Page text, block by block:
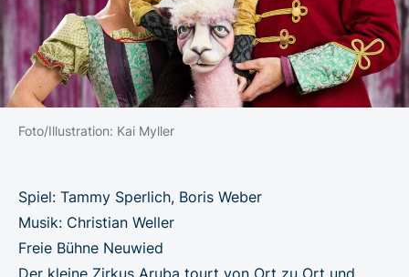
Foto/Illustration: Kai Myller
Spiel: Tammy Sperlich, Boris Weber
Musik: Christian Weller
Freie Bühne Neuwied
Der kleine Zirkus Aruba tourt von Ort zu Ort und